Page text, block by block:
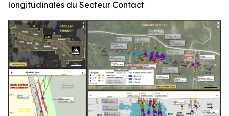
longitudinales du Secteur Contact